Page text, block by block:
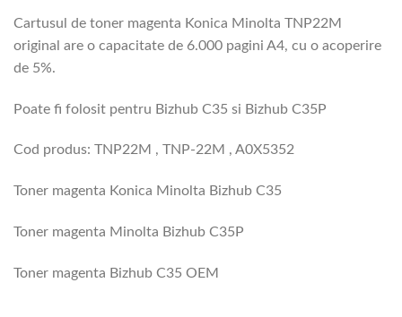
Cartusul de toner magenta Konica Minolta TNP22M
original are o capacitate de 6.000 pagini A4, cu o acoperire
de 5%.
Poate fi folosit pentru Bizhub C35 si Bizhub C35P
Cod produs: TNP22M , TNP-22M , A0X5352
Toner magenta Konica Minolta Bizhub C35
Toner magenta Minolta Bizhub C35P
Toner magenta Bizhub C35 OEM